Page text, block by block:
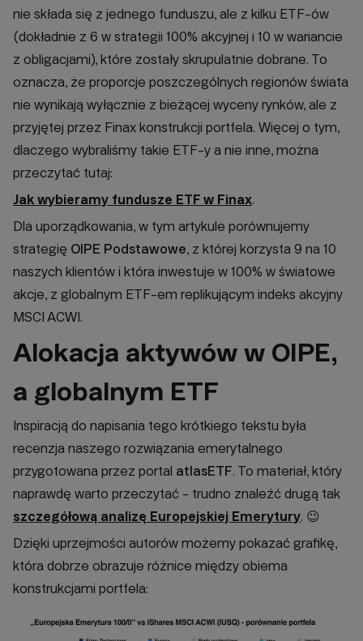
nie składa się z jednego funduszu, ale z kilku ETF-ów
(dokładnie z 6 w strategii 100% akcyjnej i 10 w wariancie
z obligacjami), które zostały skrupulatnie dobrane. To
oznacza, że proporcje poszczególnych regionów świata
nie wynikają wyłącznie z bieżącej wyceny rynków, ale z
przyjętej przez Finax konstrukcji portfela. Więcej o tym,
dlaczego wybraliśmy takie ETF-y a nie inne, można
przeczytać tutaj:
Jak wybieramy fundusze ETF w Finax.
Dla uporządkowania, w tym artykule porównujemy
strategię OIPE Podstawowe, z której korzysta 9 na 10
naszych klientów i która inwestuje w 100% w światowe
akcje, z globalnym ETF-em replikującym indeks akcyjny
MSCI ACWI.
Alokacja aktywów w OIPE,
a globalnym ETF
Inspiracją do napisania tego krótkiego tekstu była
recenzja naszego rozwiązania emerytalnego
przygotowana przez portal atlasETF. To materiał, który
naprawdę warto przeczytać - trudno znaleźć drugą tak
szczegółową analizę Europejskiej Emerytury. 😉
Dzięki uprzejmości autorów możemy pokazać grafikę,
która dobrze obrazuje różnice między obiema
konstrukcjami portfela: